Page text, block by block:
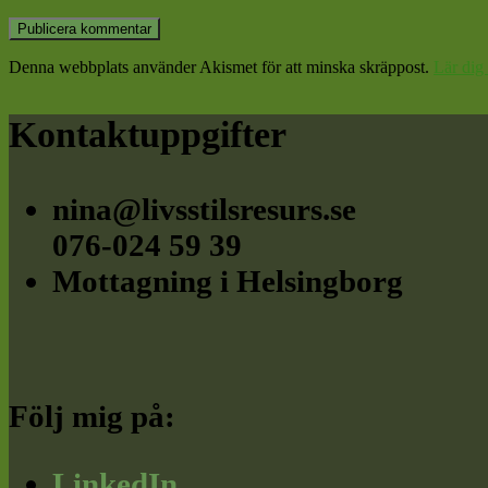
Denna webbplats använder Akismet för att minska skräppost. Lär dig
Footer
Kontaktuppgifter
nina@livsstilsresurs.se
076-024 59 39
Mottagning i Helsingborg
Följ mig på: